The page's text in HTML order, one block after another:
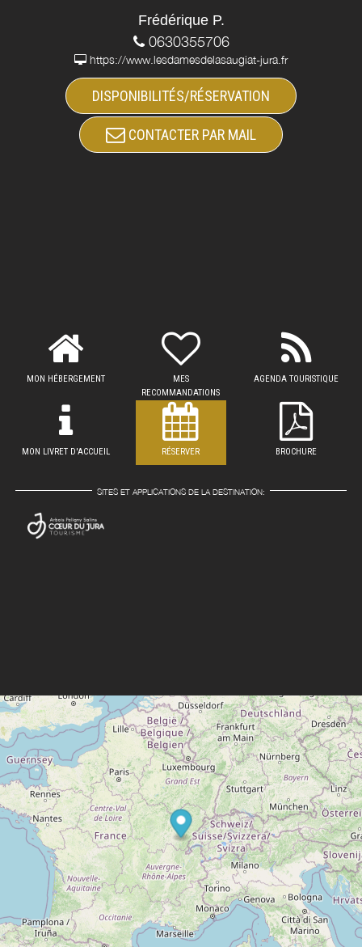
Frédérique P.
0630355706
https://www.lesdamesdelasaugiat-jura.fr
DISPONIBILITÉS/RÉSERVATION
CONTACTER PAR MAIL
MON HÉBERGEMENT
MES
RECOMMANDATIONS
AGENDA TOURISTIQUE
MON LIVRET D'ACCUEIL RÉSERVER BROCHURE
SITES ET APPLICATIONS DE LA DESTINATION: